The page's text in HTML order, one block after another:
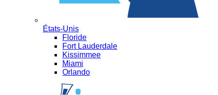
États-Unis
Floride
Fort Lauderdale
Kissimmee
Miami
Orlando